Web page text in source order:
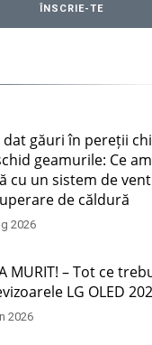
dat găuri în pereții
geamurile: Ce
cu un sistem de
de căldură
2026
MURIT! – Tot ce
LG OLED
2026